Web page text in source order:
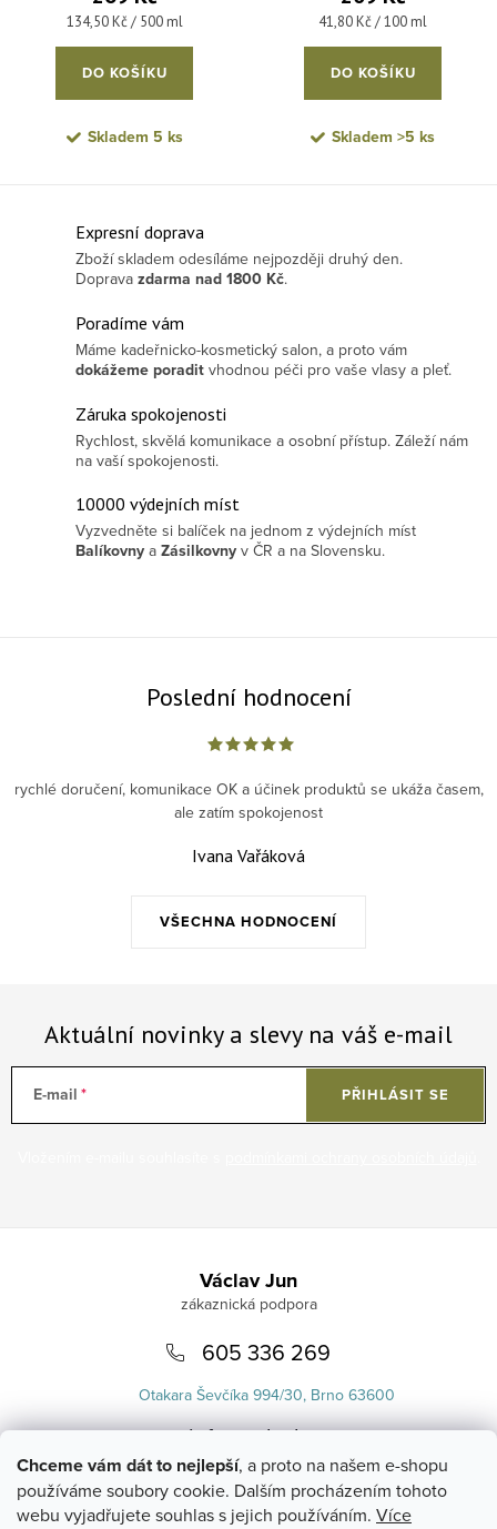
Chceme vám dát to nejlepší, a proto na našem e-shopu
používáme soubory cookie. Dalším procházením tohoto
webu vyjadřujete souhlas s jejich používáním. Více
Měrná cena:
134,50 Kč / 500 ml
DO KOŠÍKU
Skladem 5 ks
Měrná cena:
41,80 Kč / 100 ml
DO KOŠÍKU
Skladem >5 ks
Ovládací prvky výpisu
Expresní doprava
Zboží skladem odesíláme nejpozději druhý den.
Doprava zdarma nad 1800 Kč.
Poradíme vám
Máme kadeřnicko-kosmetický salon, a proto vám
dokážeme poradit vhodnou péči pro vaše vlasy a pleť.
Záruka spokojenosti
Rychlost, skvělá komunikace a osobní přístup. Záleží nám
na vaší spokojenosti.
10000 výdejních míst
Vyzvedněte si balíček na jednom z výdejních míst
Balíkovny a Zásilkovny v ČR a na Slovensku.
Poslední hodnocení
VŠECHNA HODNOCENÍ
rychlé doručení, komunikace OK a účinek produktů se ukáža časem,
ale zatím spokojenost
Ivana Vařáková
Aktuální novinky a slevy na váš e-mail
E-mail PŘIHLÁSIT SE
Václav Jun
605 336 269
Otakara Ševčíka 994/30, Brno 63600
info@uvlasku.cz